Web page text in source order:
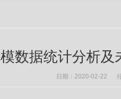
数据统计分析
日期：2020-02-22 分